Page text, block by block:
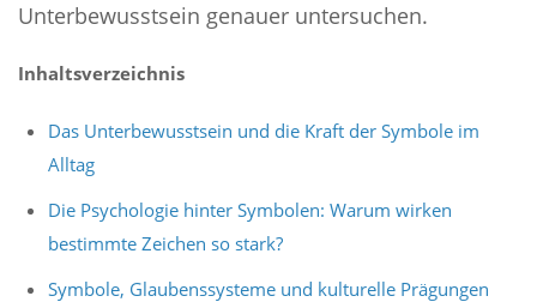
Unterbewusstsein genauer untersuchen.
Inhaltsverzeichnis
Das Unterbewusstsein und die Kraft der Symbole im
Alltag
Die Psychologie hinter Symbolen: Warum wirken
bestimmte Zeichen so stark?
Symbole, Glaubenssysteme und kulturelle Prägungen